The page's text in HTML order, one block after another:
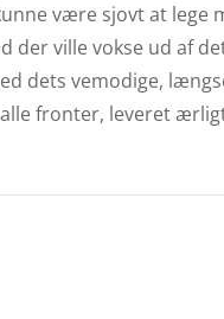
være sjovt at lege
der ville vokse ud af
dets vemodige,
fronter, leveret